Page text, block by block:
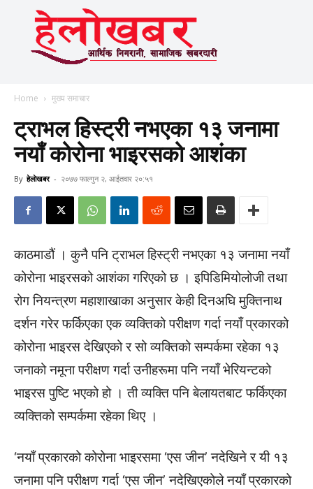
Home मुख्य समाचार
ट्राभल हिस्ट्री नभएका १३ जनामा
नयाँ कोरोना भाइरसको आशंका
By हेलाेखबर - २०७७ फाल्गुन २, आईतवार २०:५१
काठमाडौं । कुनै पनि ट्राभल हिस्ट्री नभएका १३ जनामा नयाँ
कोरोना भाइरसको आशंका गरिएको छ । इपिडिमियोलोजी तथा
रोग नियन्त्रण महाशाखाका अनुसार केही दिनअघि मुक्तिनाथ
दर्शन गरेर फर्किएका एक व्यक्तिको परीक्षण गर्दा नयाँ प्रकारको
कोरोना भाइरस देखिएको र सो व्यक्तिको सम्पर्कमा रहेका १३
जनाको नमूना परीक्षण गर्दा उनीहरूमा पनि नयाँ भेरियन्टको
भाइरस पुष्टि भएको हो । ती व्यक्ति पनि बेलायतबाट फर्किएका
व्यक्तिको सम्पर्कमा रहेका थिए ।
‘नयाँ प्रकारको कोरोना भाइरसमा ‘एस जीन’ नदेखिने र यी १३
जनामा पनि परीक्षण गर्दा ‘एस जीन’ नदेखिएकोले नयाँ प्रकारको